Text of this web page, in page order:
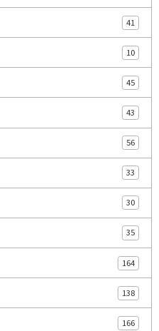
41
10
45
43
56
33
30
35
164
138
166